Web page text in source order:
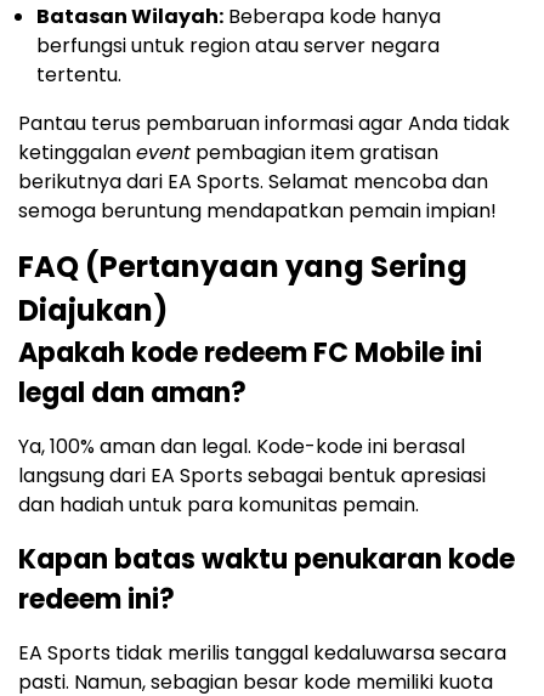
Batasan Wilayah: Beberapa kode hanya
berfungsi untuk region atau server negara
tertentu.
Pantau terus pembaruan informasi agar Anda tidak
ketinggalanevent pembagian item gratisan
berikutnya dari EA Sports. Selamat mencoba dan
semoga beruntung mendapatkan pemain impian!
FAQ (Pertanyaan yang Sering
Diajukan)
Apakah kode redeem FC Mobile ini
legal dan aman?
Ya, 100% aman dan legal. Kode-kode ini berasal
langsung dari EA Sports sebagai bentuk apresiasi
dan hadiah untuk para komunitas pemain.
Kapan batas waktu penukaran kode
redeem ini?
EA Sports tidak merilis tanggal kedaluwarsa secara
pasti. Namun, sebagian besar kode memiliki kuota